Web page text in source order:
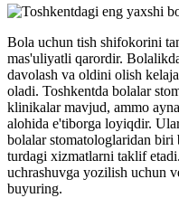
Bola uchun tish shifokorini
mas'uliyatli qarordir.
davolash va oldini olish
oladi. Toshkentda bolalar
klinikalar mavjud, ammo
alohida e'tiborga loyiqdir.
bolalar stomatologlaridan biri
turdagi xizmatlarni taklif
uchrashuvga yozilish uchun
buyuring.